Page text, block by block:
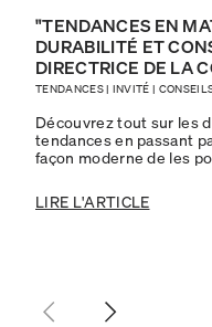
"TENDANCES EN
DURABILITÉ ET
DIRECTRICE DE LA
TENDANCES| INVITÉ |
Découvrez tout sur les
tendances en passant
façon moderne de les
LIRE L'ARTICLE